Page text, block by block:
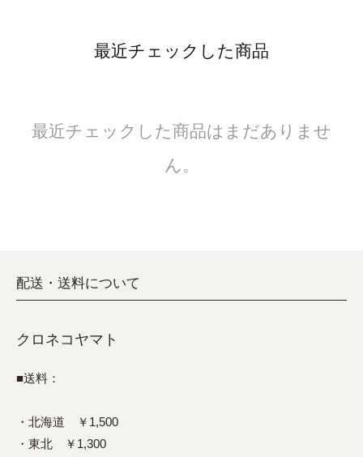
最近チェックした商品
最近チェックした商品はまだありませ
ん。
配送・送料について
クロネコヤマト
■送料：
・北海道 ￥1,500
・東北 ￥1,300